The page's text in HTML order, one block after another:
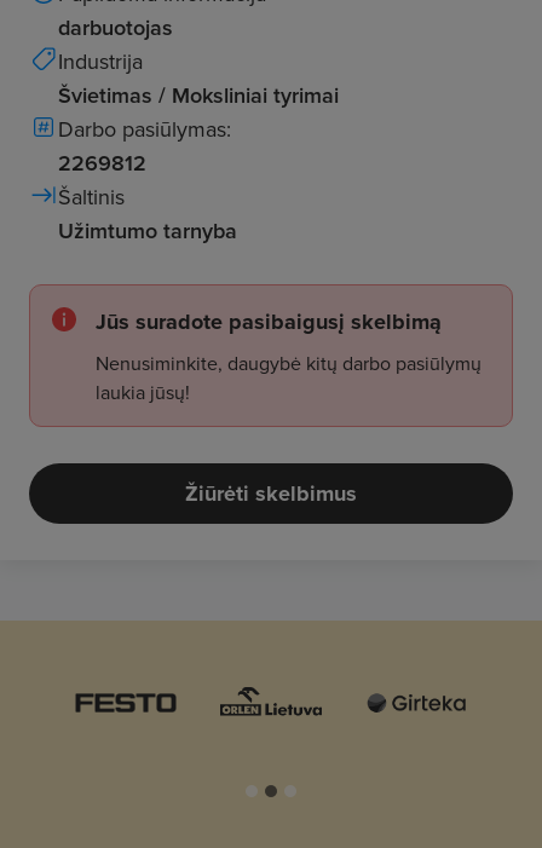
darbuotojas
Industrija
Švietimas / Moksliniai tyrimai
Darbo pasiūlymas:
2269812
Šaltinis
Užimtumo tarnyba
Jūs suradote pasibaigusį skelbimą
Nenusiminkite, daugybė kitų darbo pasiūlymų
laukia jūsų!
Žiūrėti skelbimus